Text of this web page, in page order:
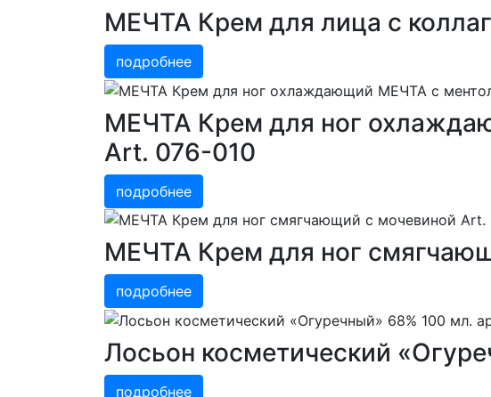
МЕЧТА Крем для лица с
подробнее
МЕЧТА Крем для ног
Art. 076-010
подробнее
МЕЧТА Крем для ног
подробнее
Лосьон косметический
подробнее